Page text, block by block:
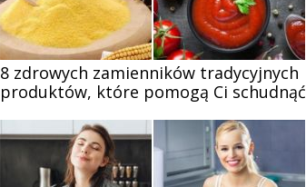
8 zdrowych zamienników tradycyjnych
produktów, które pomogą Ci schudnąć